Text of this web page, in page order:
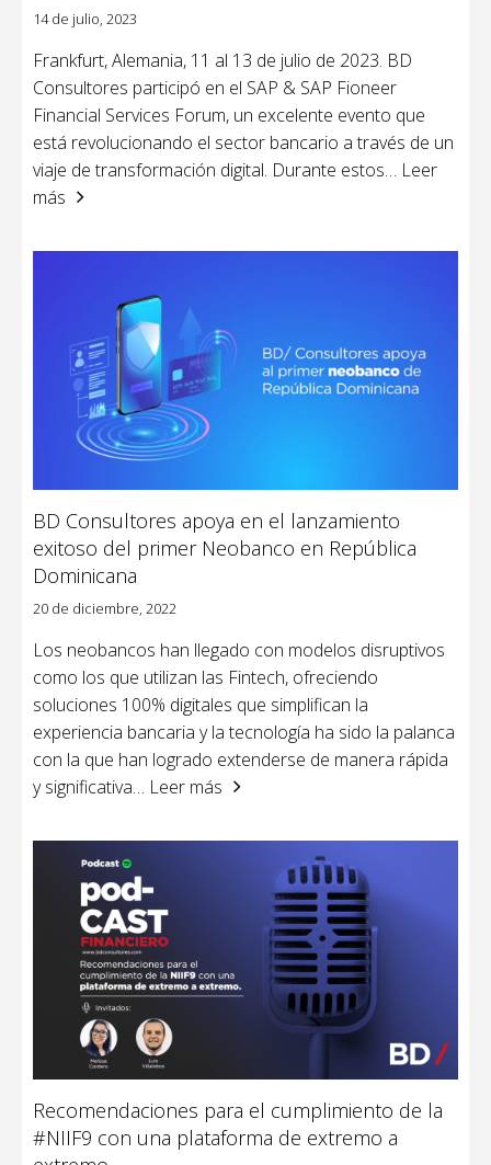
14 de julio, 2023
Frankfurt, Alemania, 11 al 13 de julio de 2023. BD
Consultores participó en el SAP & SAP Fioneer
Financial Services Forum, un excelente evento que
está revolucionando el sector bancario a través de un
viaje de transformación digital. Durante estos… Leer
más
BD Consultores apoya en el lanzamiento
exitoso del primer Neobanco en República
Dominicana
20 de diciembre, 2022
Los neobancos han llegado con modelos disruptivos
como los que utilizan las Fintech, ofreciendo
soluciones 100% digitales que simplifican la
experiencia bancaria y la tecnología ha sido la palanca
con la que han logrado extenderse de manera rápida
y significativa… Leer más
Recomendaciones para el cumplimiento de la
#NIIF9 con una plataforma de extremo a